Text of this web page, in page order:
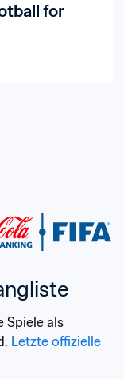
for
Spiele als
Letzte offizielle